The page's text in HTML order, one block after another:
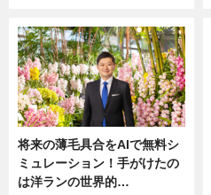
将来の薄毛具合をAIで無料シ
ミュレーション！手がけたの
は洋ランの世界的…